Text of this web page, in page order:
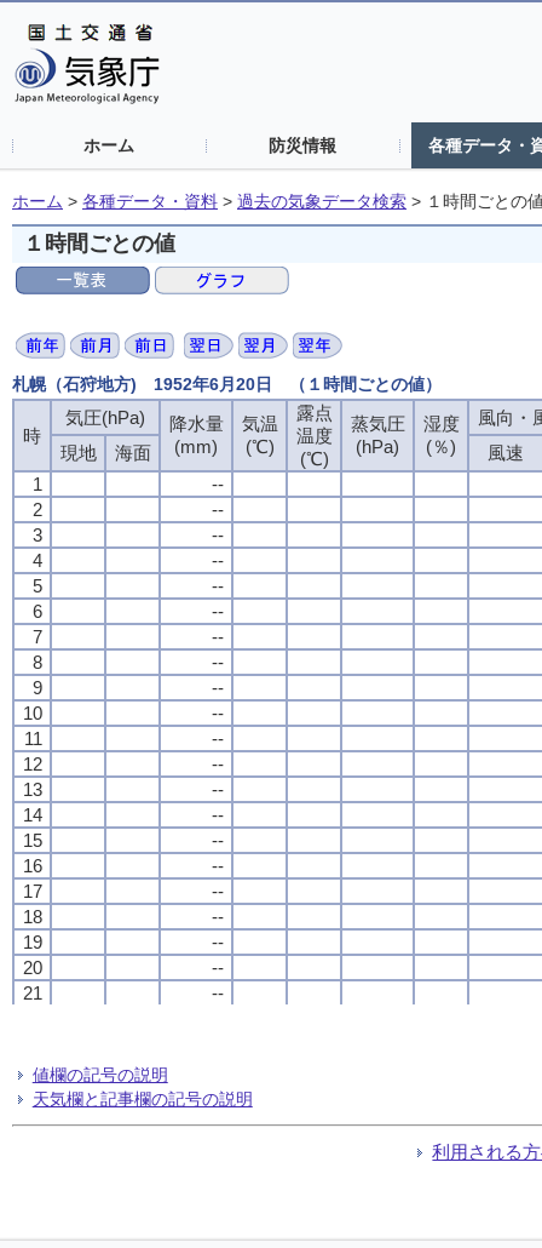
ホーム 防災情報 各種データ・
ホーム > 各種データ・資料 > 過去の気象データ検索 > １時間ごとの
１時間ごとの値
札幌（石狩地方) 1952年6月20日 （１時間ごとの値）
時
気圧(hPa)
降水量
(mm)
気温
(℃)
露点
温度
(℃)
蒸気圧
(hPa)
湿度
(％)
風向・
現地
海面
風速
1
--
2
--
3
--
4
--
5
--
6
--
7
--
8
--
9
--
10
--
11
--
12
--
13
--
14
--
15
--
16
--
17
--
18
--
19
--
20
--
21
--
24
時
気圧(hPa)
降水量
(mm)
気温
(℃)
露点
温度
(℃)
蒸気圧
(hPa)
湿度
(％)
風向・
現地
海面
風速
1
--
2
--
3
--
4
--
5
--
6
--
7
--
8
--
9
--
10
--
11
--
12
--
13
--
14
--
15
--
16
--
17
--
18
--
19
--
20
--
21
--
24
時
気圧(hPa)
降水量
(mm)
気温
(℃)
露点
温度
(℃)
蒸気圧
(hPa)
湿度
(％)
風向・
現地
海面
風速
1
--
2
--
3
--
4
--
5
--
6
--
7
--
8
--
9
--
10
--
11
--
12
--
13
--
14
--
15
--
16
--
17
--
18
--
19
--
20
--
21
--
24
時
気圧(hPa)
降水量
(mm)
気温
(℃)
露点
温度
(℃)
蒸気圧
(hPa)
湿度
(％)
風向・
現地
海面
風速
1
--
2
--
3
--
4
--
5
--
6
--
7
--
8
--
9
--
10
--
11
--
12
--
13
--
14
--
15
--
16
--
17
--
18
--
19
--
20
--
21
--
24
値欄の記号の説明
天気欄と記事欄の記号の説明
利用される